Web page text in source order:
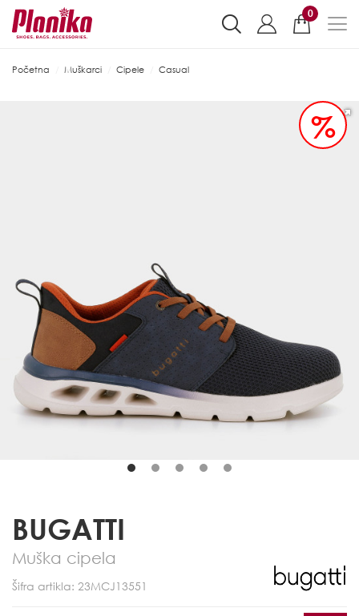
0
Početna Muškarci Cipele Casual
%
BUGATTI
Muška cipela
Šifra artikla: 23MCJ13551